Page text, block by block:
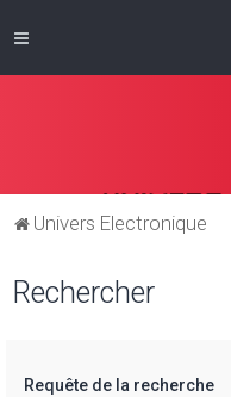
Univers Electronique
Rechercher
Requête de la recherche